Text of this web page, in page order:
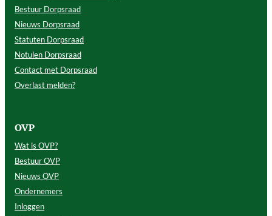
Bestuur Dorpsraad
Nieuws Dorpsraad
Statuten Dorpsraad
Notulen Dorpsraad
Contact met Dorpsraad
Overlast melden?
OVP
Wat is OVP?
Bestuur OVP
Nieuws OVP
Ondernemers
Inloggen